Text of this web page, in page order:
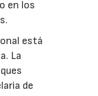
en los
está
La
de